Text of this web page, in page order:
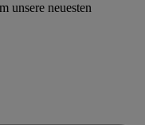
unsere neuesten